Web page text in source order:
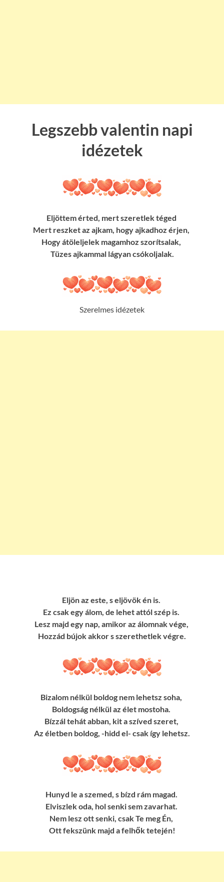
Legszebb valentin napi
idézetek
Eljöttem érted, mert szeretlek téged
Mert reszket az ajkam, hogy ajkadhoz érjen,
Hogy átöleljelek magamhoz szorítsalak,
Tüzes ajkammal lágyan csókoljalak.
Szerelmes idézetek
Eljön az este, s eljövök én is.
Ez csak egy álom, de lehet attól szép is.
Lesz majd egy nap, amikor az álomnak vége,
Hozzád bújok akkor s szerethetlek végre.
Bizalom nélkül boldog nem lehetsz soha,
Boldogság nélkül az élet mostoha.
Bízzál tehát abban, kit a szíved szeret,
Az életben boldog, -hidd el- csak így lehetsz.
Hunyd le a szemed, s bízd rám magad.
Elviszlek oda, hol senki sem zavarhat.
Nem lesz ott senki, csak Te meg Én,
Ott fekszünk majd a felhők tetején!